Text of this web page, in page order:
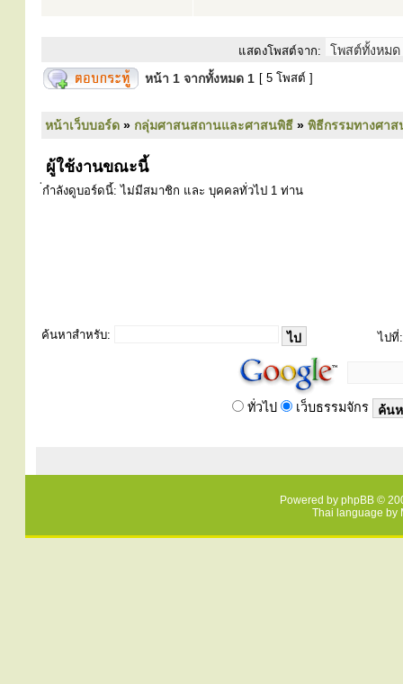
แสดงโพสต์จาก:
หน้า 1 จากทั้งหมด 1 [ 5 โพสต์ ]
หน้าเว็บบอร์ด » กลุ่มศาสนสถานและศาสนพิธี » พิธีกรรมทางศา
ผู้ใช้งานขณะนี้
่กำลังดูบอร์ดนี้: ไม่มีสมาชิก และ บุคคลทั่วไป 1 ท่าน
ค้นหาสำหรับ: ไปที่:
ทั่วไป เว็บธรรมจักร
Powered by phpBB ©
Thai language by